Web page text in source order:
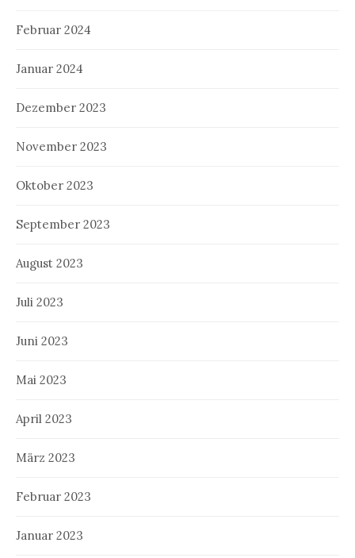
Februar 2024
Januar 2024
Dezember 2023
November 2023
Oktober 2023
September 2023
August 2023
Juli 2023
Juni 2023
Mai 2023
April 2023
März 2023
Februar 2023
Januar 2023